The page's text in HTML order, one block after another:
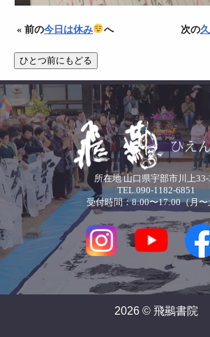
« 前の今日は休み へ 次の
所在地 山口県宇部市川上33-
TEL.090-1182-6851
受付時間：8:00〜17:00（月〜
2026 © 飛䴏書院